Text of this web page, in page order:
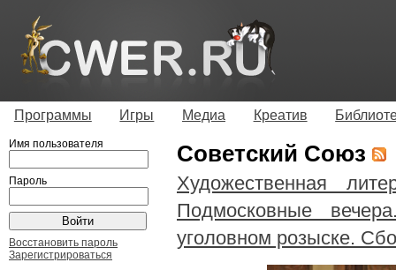
Программы Игры Медиа Креатив
Советский Союз
Художественная
Подмосковные
уголовном розыске.
Имя пользователя
Пароль
Восстановить пароль
Зарегистрироваться